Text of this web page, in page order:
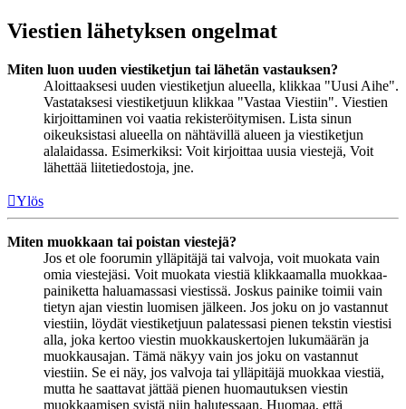
Viestien lähetyksen ongelmat
Miten luon uuden viestiketjun tai lähetän vastauksen?
Aloittaaksesi uuden viestiketjun alueella, klikkaa "Uusi Aihe".
Vastataksesi viestiketjuun klikkaa "Vastaa Viestiin". Viestien
kirjoittaminen voi vaatia rekisteröitymisen. Lista sinun
oikeuksistasi alueella on nähtävillä alueen ja viestiketjun
alalaidassa. Esimerkiksi: Voit kirjoittaa uusia viestejä, Voit
lähettää liitetiedostoja, jne.
Ylös
Miten muokkaan tai poistan viestejä?
Jos et ole foorumin ylläpitäjä tai valvoja, voit muokata vain
omia viestejäsi. Voit muokata viestiä klikkaamalla muokkaa-
painiketta haluamassasi viestissä. Joskus painike toimii vain
tietyn ajan viestin luomisen jälkeen. Jos joku on jo vastannut
viestiin, löydät viestiketjuun palatessasi pienen tekstin viestisi
alla, joka kertoo viestin muokkauskertojen lukumäärän ja
muokkausajan. Tämä näkyy vain jos joku on vastannut
viestiin. Se ei näy, jos valvoja tai ylläpitäjä muokkaa viestiä,
mutta he saattavat jättää pienen huomautuksen viestin
muokkaamisen syistä niin halutessaan. Huomaa, että